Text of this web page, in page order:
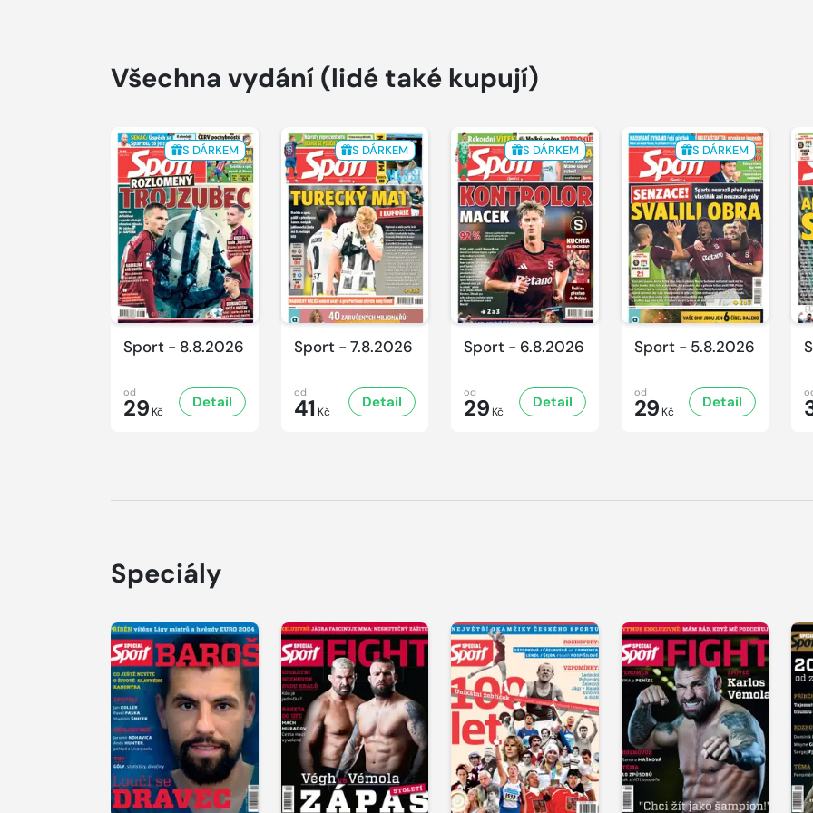
Všechna vydání (lidé také kupují)
S DÁRKEM
Sport - 8.8.2026
od
29 Kč
Detail
S DÁRKEM
Sport - 7.8.2026
od
41 Kč
Detail
S DÁRKEM
Sport - 6.8.2026
od
29 Kč
Detail
S DÁRKEM
Sport - 5.8.2026
od
29 Kč
Detail
Speciály